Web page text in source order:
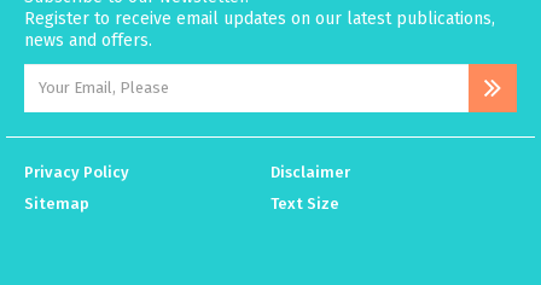
Register to receive email updates on our latest publications,
news and offers.
Privacy Policy
Disclaimer
Sitemap
Text Size